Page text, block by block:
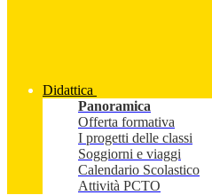
Didattica
Panoramica
Offerta formativa
I progetti delle classi
Soggiorni e viaggi
Calendario Scolastico
Attività PCTO